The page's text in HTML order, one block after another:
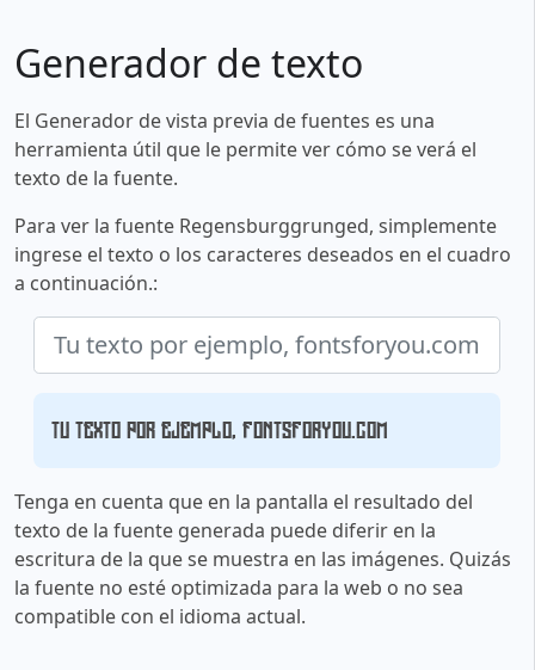
Generador de texto
El Generador de vista previa de fuentes es una
herramienta útil que le permite ver cómo se verá el
texto de la fuente.
Para ver la fuente Regensburggrunged, simplemente
ingrese el texto o los caracteres deseados en el cuadro
a continuación.:
Tu texto por ejemplo, fontsforyou.com
Tenga en cuenta que en la pantalla el resultado del
texto de la fuente generada puede diferir en la
escritura de la que se muestra en las imágenes. Quizás
la fuente no esté optimizada para la web o no sea
compatible con el idioma actual.